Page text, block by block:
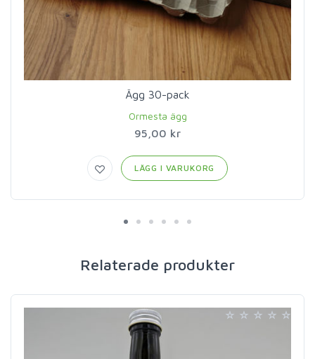
Ägg 30-pack
Ormesta ägg
95,00 kr
LÄGG I VARUKORG
Relaterade produkter